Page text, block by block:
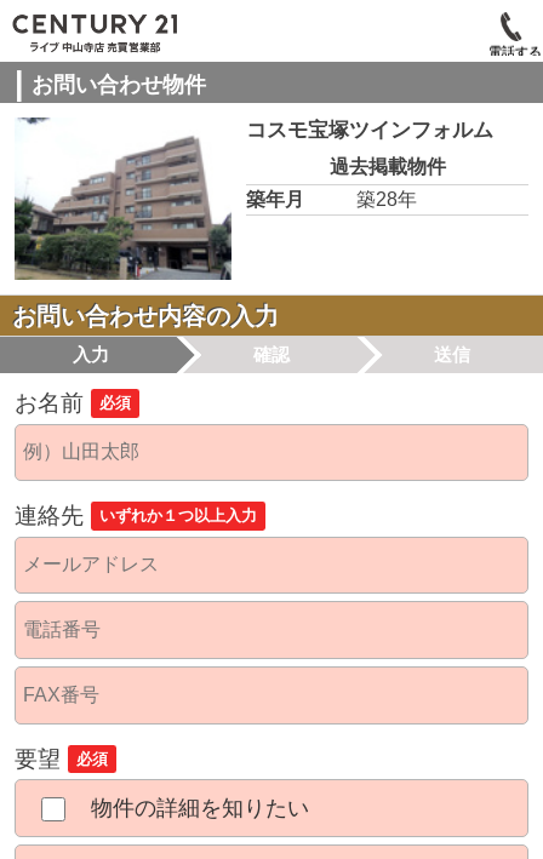
電話する
お問い合わせ物件
コスモ宝塚ツインフォルム
過去掲載物件
築年月
築28年
お問い合わせ内容の入力
入力 確認 送信
お名前 必須
連絡先 いずれか１つ以上入力
要望 必須
物件の詳細を知りたい